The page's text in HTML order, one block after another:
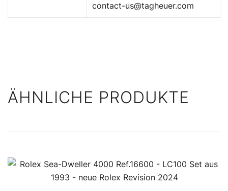
contact-us@tagheuer.com
ÄHNLICHE PRODUKTE